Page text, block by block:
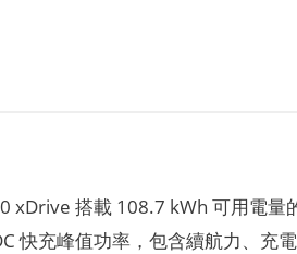
xDrive 搭載 108.7 kWh 可用電量
快充峰值功率，包含續航力、充